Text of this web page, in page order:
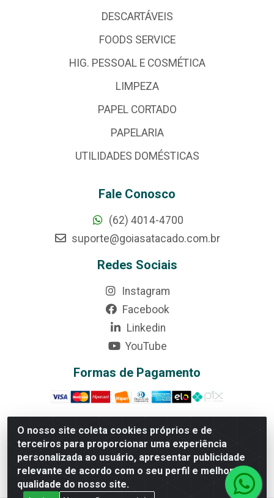
O nosso site coleta cookies próprios e de
terceiros para proporcionar uma experiência
personalizada ao usuário, apresentar publicidade
relevante de acordo com o seu perfil e melhorar a
qualidade do nosso site.
DESCARTÁVEIS
FOODS SERVICE
HIG. PESSOAL E COSMÉTICA
LIMPEZA
PAPEL CORTADO
PAPELARIA
UTILIDADES DOMÉSTICAS
Fale Conosco
(62) 4014-4700
suporte@goiasatacado.com.br
Redes Sociais
Instagram
Facebook
Linkedin
YouTube
Formas de Pagamento
Rede Brasil - Avenida Universitária, nº 3860, Jardim das
Américas II Etapa - Anápolis/GO - CEP 75070-415 -
CNPJ 07.728.073/0002-24